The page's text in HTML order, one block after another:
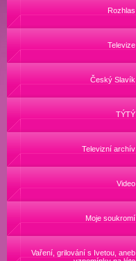
Rozhlas
Televize
Český Slavík
TÝTÝ
Televizní archív
Video
Moje soukromí
Vaření, grilování s Ivetou, aneb